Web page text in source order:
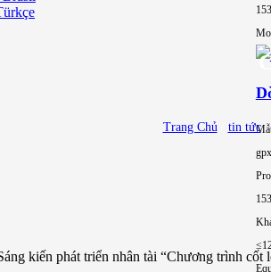
Trang Chủ tin tức/
kiến ​​phát triển nhân tài “Chương trình